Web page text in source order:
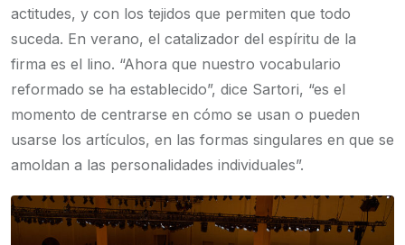
actitudes, y con los tejidos que permiten que todo
suceda. En verano, el catalizador del espíritu de la
firma es el lino. “Ahora que nuestro vocabulario
reformado se ha establecido”, dice Sartori, “es el
momento de centrarse en cómo se usan o pueden
usarse los artículos, en las formas singulares en que se
amoldan a las personalidades individuales”.